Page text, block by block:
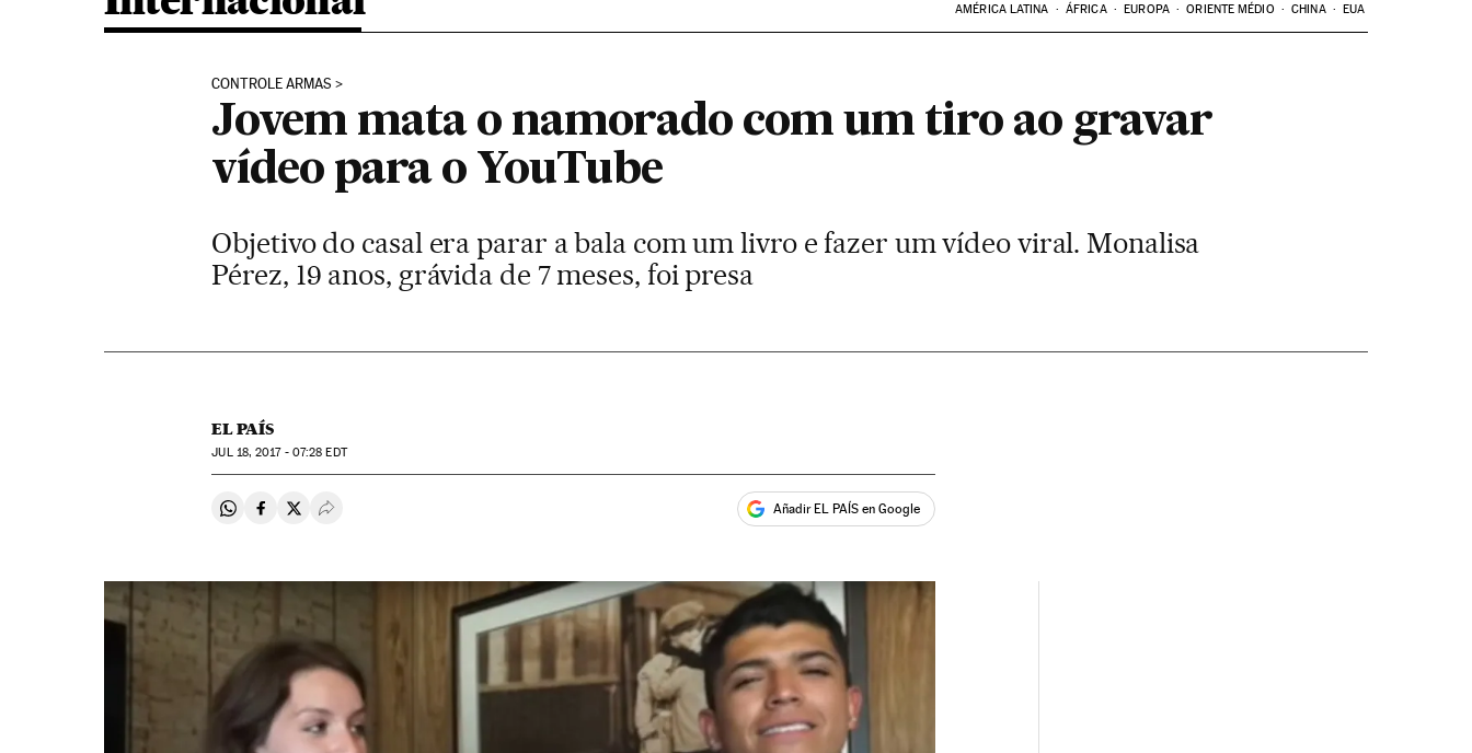
AMÉRICA LATINA ÁFRICA EUROPA ORIENTE MÉDIO CHINA EUA
CONTROLE ARMAS
Jovem mata o namorado com um tiro ao gravar
vídeo para o YouTube
Objetivo do casal era parar a bala com um livro e fazer um vídeo viral. Monalisa
Pérez, 19 anos, grávida de 7 meses, foi presa
EL PAÍS
JUL18, 2017 - 07:28 EDT
Compartir en Whatsapp
Compartir en Facebook
Compartir en Twitter
Desplegar Redes Sociales Añadir EL PAÍS en Google